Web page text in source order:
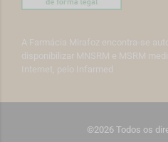
A Farmácia Mirafoz encontra-se
disponibilizar MNSRM e MSRM
Internet, pelo Infarmed
©2026 Todos os